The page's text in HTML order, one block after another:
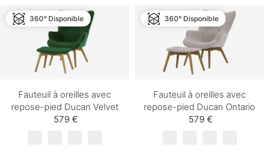
360° Disponible
Fauteuil à oreilles avec
repose-pied Ducan Velvet
579 €
360° Disponible
Fauteuil à oreilles avec
repose-pied Ducan Ontario
579 €